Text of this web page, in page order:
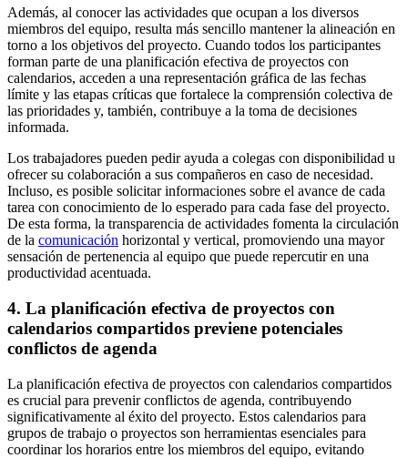
Además, al conocer las actividades que ocupan a los diversos
miembros del equipo, resulta más sencillo mantener la alineación en
torno a los objetivos del proyecto. Cuando todos los participantes
forman parte de una planificación efectiva de proyectos con
calendarios, acceden a una representación gráfica de las fechas
límite y las etapas críticas que fortalece la comprensión colectiva de
las prioridades y, también, contribuye a la toma de decisiones
informada.
Los trabajadores pueden pedir ayuda a colegas con disponibilidad u
ofrecer su colaboración a sus compañeros en caso de necesidad.
Incluso, es posible solicitar informaciones sobre el avance de cada
tarea con conocimiento de lo esperado para cada fase del proyecto.
De esta forma, la transparencia de actividades fomenta la circulación
de la comunicación horizontal y vertical, promoviendo una mayor
sensación de pertenencia al equipo que puede repercutir en una
productividad acentuada.
4. La planificación efectiva de proyectos con
calendarios compartidos previene potenciales
conflictos de agenda
La planificación efectiva de proyectos con calendarios compartidos
es crucial para prevenir conflictos de agenda, contribuyendo
significativamente al éxito del proyecto. Estos calendarios para
grupos de trabajo o proyectos son herramientas esenciales para
coordinar los horarios entre los miembros del equipo, evitando